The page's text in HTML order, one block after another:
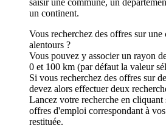
saisir une commune, un
un continent.
Vous recherchez des offres sur une
alentours ?
Vous pouvez y associer un rayon
0 et 100 km (par défaut la valeur
Si vous recherchez des offres sur
devez alors effectuer deux
Lancez votre recherche en
offres d'emploi correspondant à
restituée.